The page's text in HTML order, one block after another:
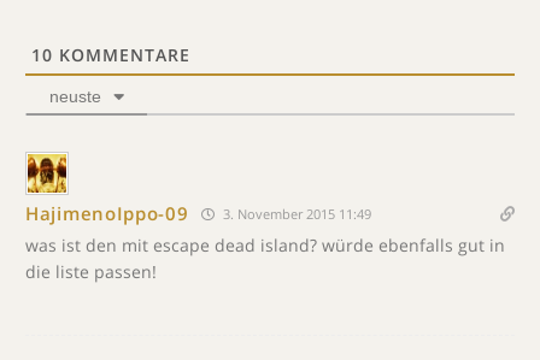
10 KOMMENTARE
neuste
HajimenoIppo-09 3. November 2015 11:49
was ist den mit escape dead island? würde ebenfalls gut in
die liste passen!